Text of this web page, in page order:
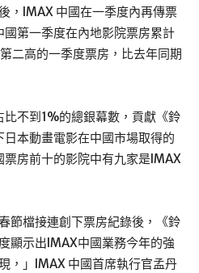
，IMAX 中國在一季度內再傳票
第一季度在內地影院票房累計
二高的一季度票房，比去年同期
不到1%的總銀幕數，貢獻《鈴
本動畫電影在中國市場取得的
房前十的影院中有九家是IMAX
節檔接連創下票房紀錄後，《鈴
顯示出IMAX中國業務今年的強
，」IMAX 中國首席執行官孟丹